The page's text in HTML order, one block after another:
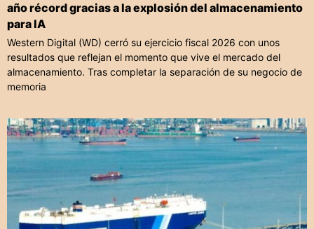
año récord gracias a la explosión del almacenamiento
para IA
Western Digital (WD) cerró su ejercicio fiscal 2026 con unos
resultados que reflejan el momento que vive el mercado del
almacenamiento. Tras completar la separación de su negocio de
memoria